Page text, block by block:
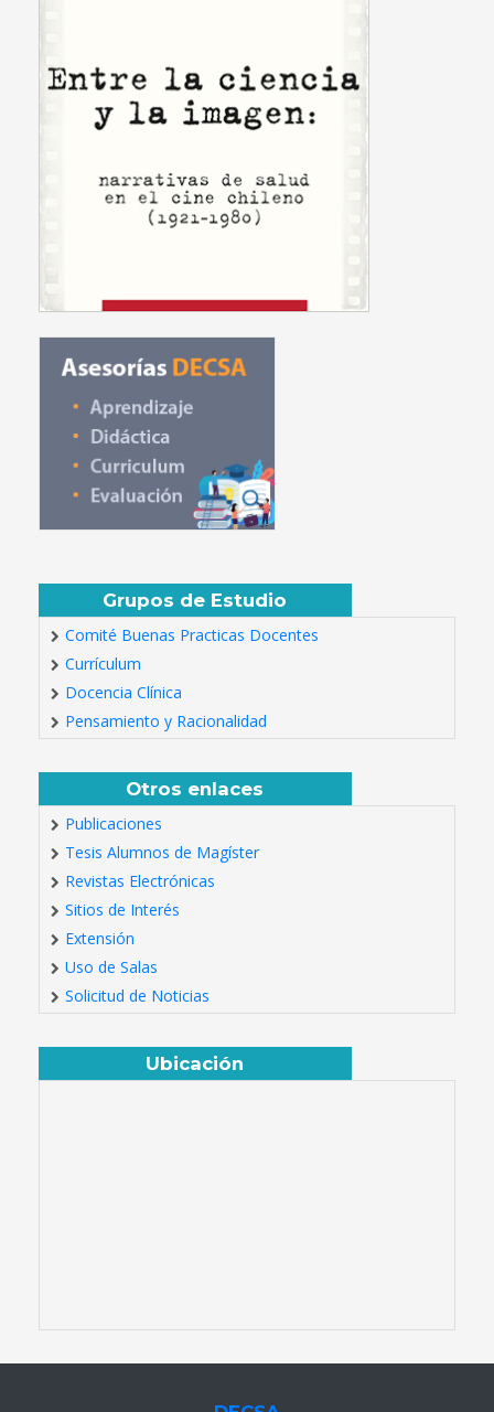
Grupos de Estudio
Comité Buenas Practicas Docentes
Currículum
Docencia Clínica
Pensamiento y Racionalidad
Otros enlaces
Publicaciones
Tesis Alumnos de Magíster
Revistas Electrónicas
Sitios de Interés
Extensión
Uso de Salas
Solicitud de Noticias
Ubicación